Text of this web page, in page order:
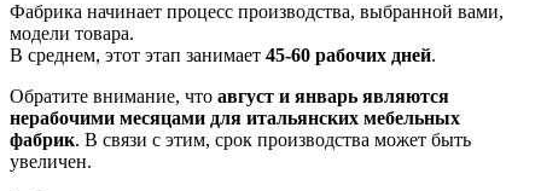
Фабрика начинает процесс производства, выбранной вами,
модели товара.
В среднем, этот этап занимает 45-60 рабочих дней.
Обратите внимание, что август и январь являются
нерабочими месяцами для итальянских мебельных
фабрик. В связи с этим, срок производства может быть
увеличен.